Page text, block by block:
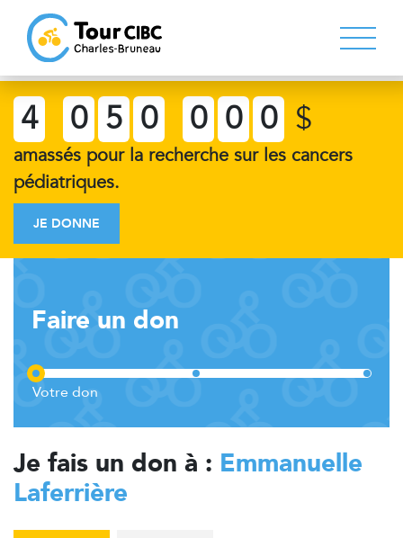
4 0 5 0 0 0 0 $
amassés pour la recherche sur les cancers
pédiatriques.
JE DONNE
Faire un don
Je fais un don à : Emmanuelle
Laferrière